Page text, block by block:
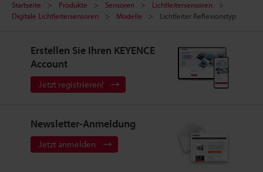
Startseite Produkte Sensoren
Lichtleitersensoren
Digitale Lichtleitersensoren
Modelle Lichtleiter Reflexionstyp
Erstellen Sie Ihren KEYENCE
Account
Jetzt registrieren!
Newsletter-Anmeldung
Jetzt anmelden